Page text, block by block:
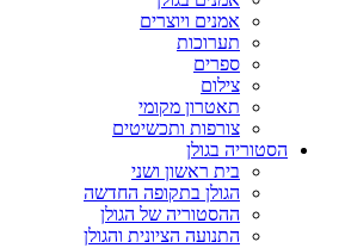
אמנים ויוצרים
תערוכות
ספרים
צילום
תאטרון מקומי
צורפות ותכשיטים
הסטוריה בגולן
בית ראשון ושני
הגולן בתקופה החדשה
ההסטוריה של הגולן
התנועה הציונית והגולן